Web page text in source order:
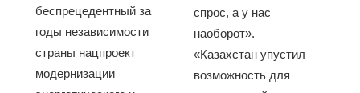
беспрецедентный за
годы независимости
страны нацпроект
модернизации
спрос, а у нас
наоборот».
«Казахстан упустил
возможность для